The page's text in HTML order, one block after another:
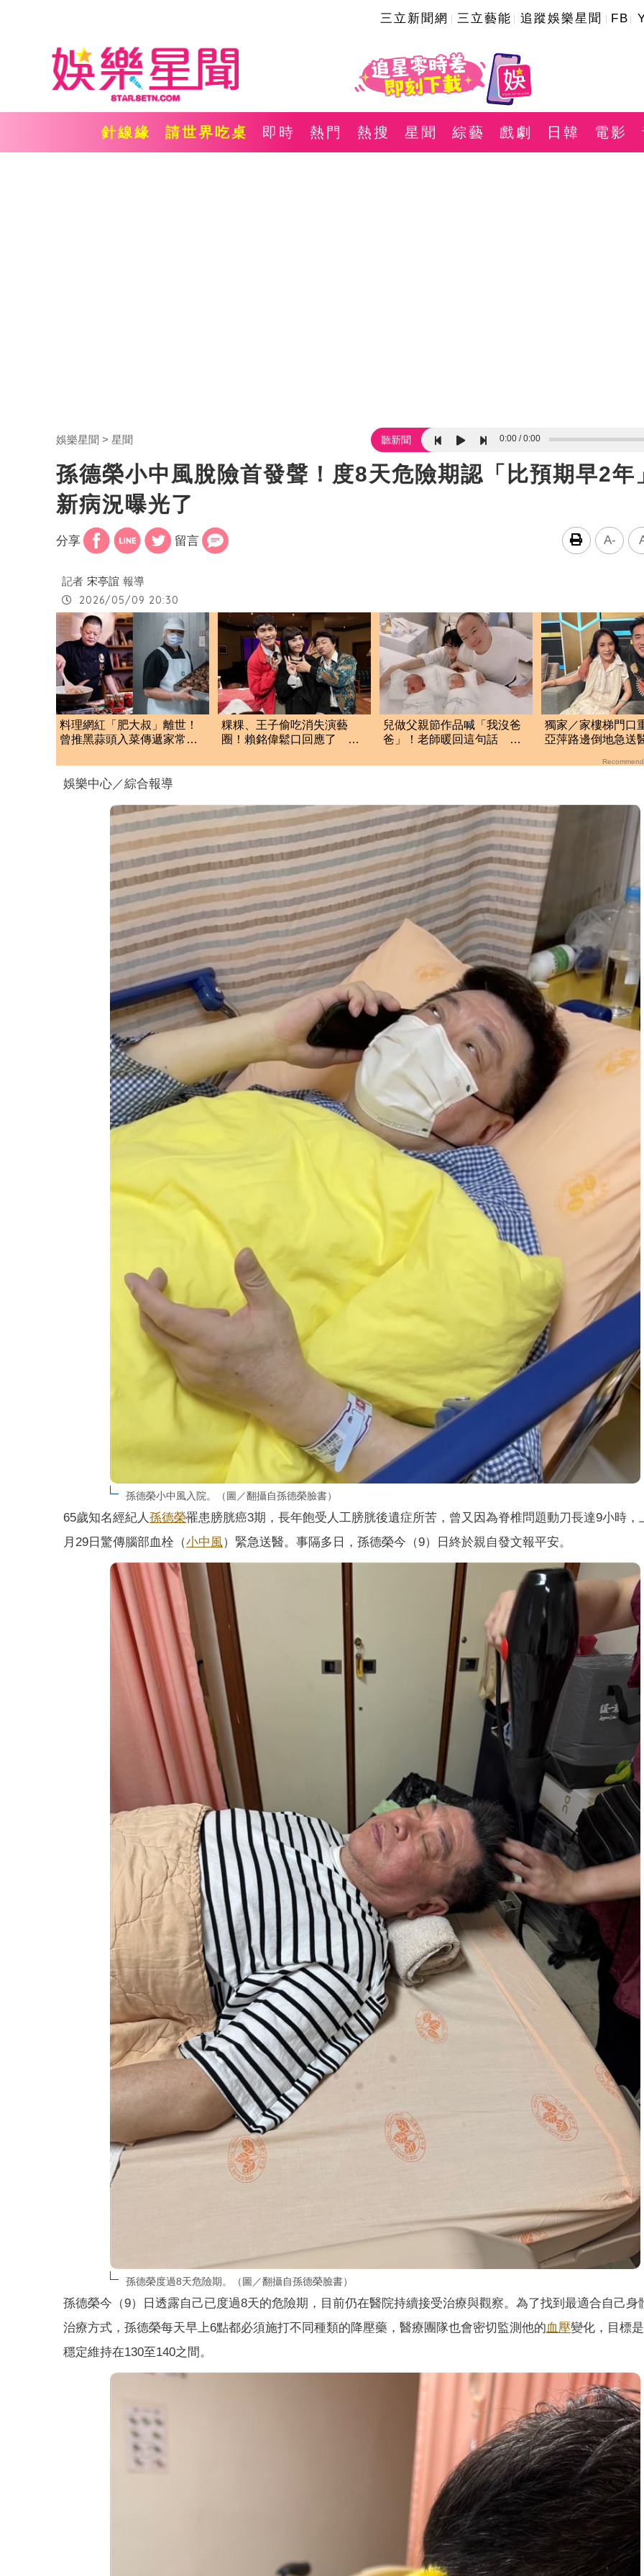
三立新聞網 三立藝能 追蹤娛樂星聞 FB
針線緣 請世界吃桌 即時 熱門 熱搜 星聞 綜藝 戲劇 日韓 電影
娛樂星聞 星聞 聽新聞 0:00 0:00
孫德榮小中風脫險首發聲！度8天危險期認「比預期早2年
新病況曝光了
分享 留言 A-
記者 宋亭誼 報導
2026/05/09 20:30
料理網紅「肥大叔」離世！
曾推黑蒜頭入菜傳遞家常
粿粿、王子偷吃消失演藝
圈！賴銘偉鬆口回應了 兩
兒做父親節作品喊「我沒爸
爸」！老師暖回這句話 明
獨家／家樓梯門口
亞萍路邊倒地急
娛樂中心／綜合報導
孫德榮小中風入院。（圖／翻攝自孫德榮臉書）
65歲知名經紀人孫德榮罹患膀胱癌3期，長年飽受人工膀胱後遺症所苦，曾又因為脊椎問題動刀長達9小時，
月29日驚傳腦部血栓（小中風）緊急送醫。事隔多日，孫德榮今（9）日終於親自發文報平安。
孫德榮度過8天危險期。（圖／翻攝自孫德榮臉書）
孫德榮今（9）日透露自己已度過8天的危險期，目前仍在醫院持續接受治療與觀察。為了找到最適合自己身
治療方式，孫德榮每天早上6點都必須施打不同種類的降壓藥，醫療團隊也會密切監測他的血壓變化，目標
穩定維持在130至140之間。